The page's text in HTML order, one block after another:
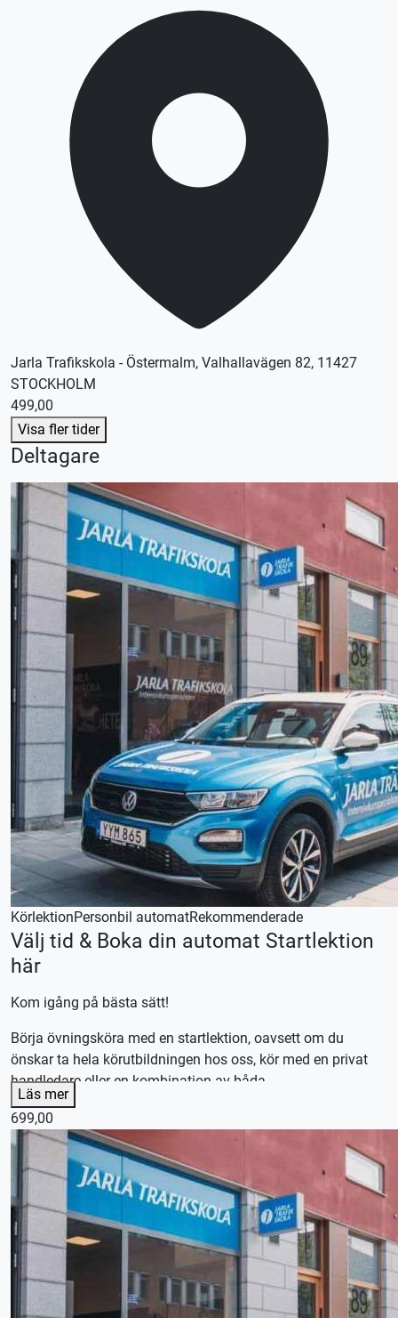
Jarla Trafikskola - Östermalm, Valhallavägen 82, 11427
STOCKHOLM
499,00
Visa fler tider
Deltagare
KörlektionPersonbil automatRekommenderade
Välj tid & Boka din automat Startlektion
här
Kom igång på bästa sätt!
Börja övningsköra med en startlektion, oavsett om du
önskar ta hela körutbildningen hos oss, kör med en privat
handledare eller en kombination av båda.
Efter lektionen skräddarsyr vi en plan efter dina
förutsättningar och önskemål.
Våra körlektioner är 70 minuter, utebliven närvaro debiteras.
En startlektion kan endast nyttjas en gång och ersätter inte
vanliga körlektioner.
Denna körlektion utförs med en automat växlad bil,
körkortstillstånd krävs.
Vid önskemål om betalning via faktura, vänligen kontakta
trafikskolan så hjälper vi er.
Läs mer
699,00